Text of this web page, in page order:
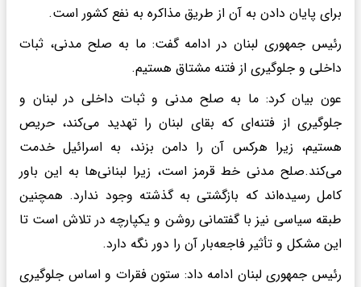
برای پایان دادن به آن از طریق مذاکره به نفع کشور است.
رئیس جمهوری لبنان در ادامه گفت: ما به صلح مدنی، ثبات
داخلی و جلوگیری از فتنه مشتاق هستیم.
عون بیان کرد: ما به صلح مدنی و ثبات داخلی در لبنان و
جلوگیری از فتنه‌ای که بقای لبنان را تهدید می‌کند، حریص
هستیم، زیرا هرکس آن را دامن بزند، به اسرائیل خدمت
می‌کند.صلح مدنی خط قرمز است، زیرا لبنانی‌ها به این باور
کامل رسیده‌اند که بازگشتی به گذشته وجود ندارد. همچنین
طبقه سیاسی نیز با گفتمانی روشن و یکپارچه در تلاش است تا
این مشکل و تأثیر فاجعه‌بار آن را دور نگه دارد.
رئیس جمهوری لبنان ادامه داد: ستون فقرات و اساس جلوگیری